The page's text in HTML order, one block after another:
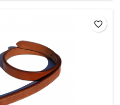
favorite_border